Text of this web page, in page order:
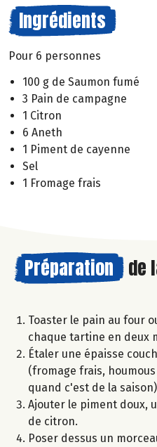
Ingrédients
Pour 6 personnes
100 g de Saumon fumé
3 Pain de campagne
1 Citron
6 Aneth
1 Piment de cayenne
Sel
1 Fromage frais
Préparation de
Toaster le pain au four
chaque tartine en deux
Étaler une épaisse
(fromage frais,
quand c'est de la
Ajouter le piment doux,
de citron.
Poser dessus un